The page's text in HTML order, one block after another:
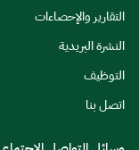
التقارير والإحصاءات
النشرة البريدية
التوظيف
اتصل بنا